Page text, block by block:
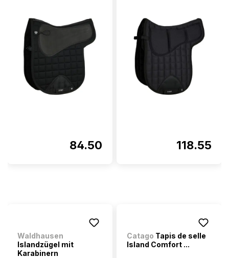
84.50 118.55
Waldhausen
Islandzügel mit
Karabinern
Catago Tapis de selle
Island Comfort ...